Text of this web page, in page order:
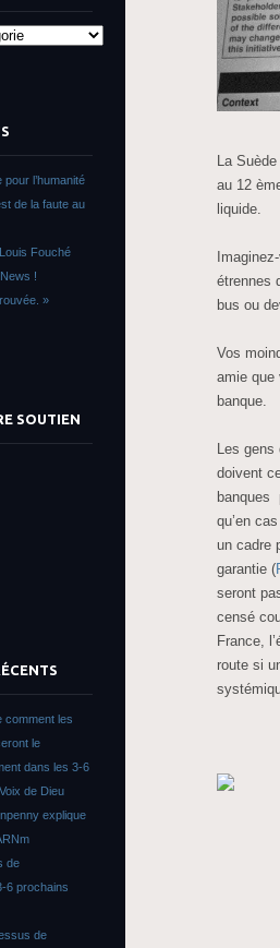
La
au 12
liquide.
étrennes
bus ou
Vos
amie que
banque.
Les
doivent
banques
qu’en
un cadre
garantie (
seront
censé
France,
route si
l’humanité
de la faute au
Fouché
!
»
SOUTIEN
comment les
le
dans les 3-6
de Dieu
explique
de
6 prochains
de